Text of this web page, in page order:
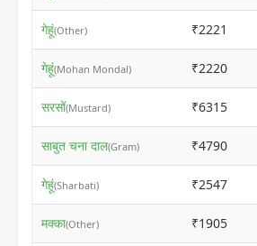
गेहूं(Other) ₹2221
गेहूं(Mohan Mondal) ₹2220
सरसों(Mustard) ₹6315
साबुत चना दाल(Gram) ₹4790
गेहूं(Sharbati) ₹2547
मक्का(Other) ₹1905